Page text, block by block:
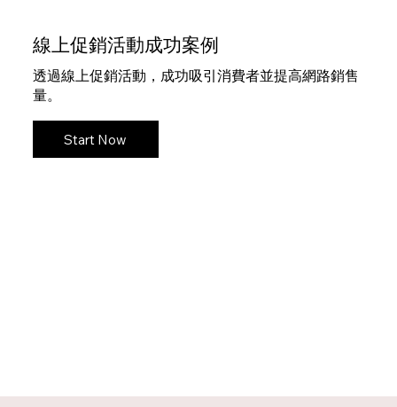
線上促銷活動成功案例
透過線上促銷活動，成功吸引消費者並提高網路銷售
量。
Start Now